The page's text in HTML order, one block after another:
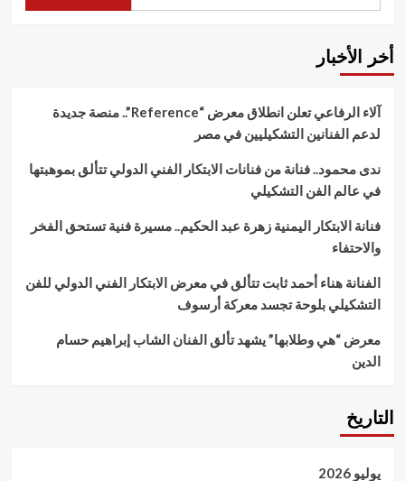
أخر الأخبار
آلاء الرفاعي تعلن انطلاق معرض “Reference”.. منصة جديدة
لدعم الفنانين التشكيليين في مصر
ندى محمود.. فنانة من فنانات الابتكار الفني الدولي تتألق بموهبتها
في عالم الفن التشكيلي
فنانة الابتكار اليمنية زهرة عبد الحكيم.. مسيرة فنية تستحق الفخر
والاحتفاء
الفنانة هناء أحمد ثابت تتألق في معرض الابتكار الفني الدولي للفن
التشكيلي بلوحة تجسد معركة أرسوف
معرض “هي وطلابها” يشهد تألق الفنان الشاب إبراهيم حسام
الدين
التاريخ
يوليو 2026